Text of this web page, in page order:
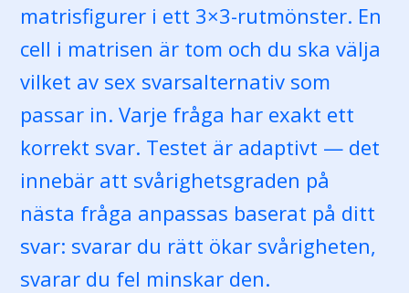
matrisfigurer i ett 3×3-rutmönster. En
cell i matrisen är tom och du ska välja
vilket av sex svarsalternativ som
passar in. Varje fråga har exakt ett
korrekt svar. Testet är adaptivt — det
innebär att svårighetsgraden på
nästa fråga anpassas baserat på ditt
svar: svarar du rätt ökar svårigheten,
svarar du fel minskar den.